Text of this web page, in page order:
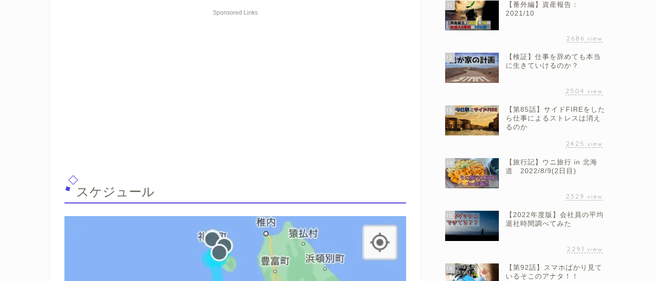
Sponsored Links
スケジュール
11
【番外編】資産報告：
2021/10
2686 view
12
【検証】仕事を辞めても本当
に生きていけるのか？
2504 view
13
【第85話】サイドFIREをした
ら仕事によるストレスは消え
るのか
2425 view
14
【旅行記】ウニ旅行 in 北海
道 2022/8/9(2日目)
2329 view
15
【2022年度版】会社員の平均
退社時間調べてみた
2291 view
16
【第92話】スマホばかり見て
いるそこのアナタ！！